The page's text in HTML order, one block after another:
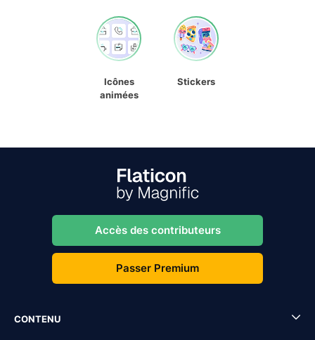
Icônes
animées
Stickers
Accès des contributeurs
Passer Premium
CONTENU